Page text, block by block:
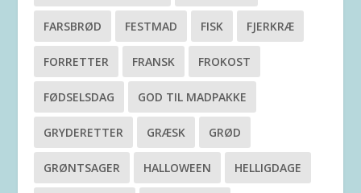
FARSBRØD FESTMAD FISK FJERKRÆ
FORRETTER FRANSK FROKOST
FØDSELSDAG GOD TIL MADPAKKE
GRYDERETTER GRÆSK GRØD
GRØNTSAGER HALLOWEEN HELLIGDAGE